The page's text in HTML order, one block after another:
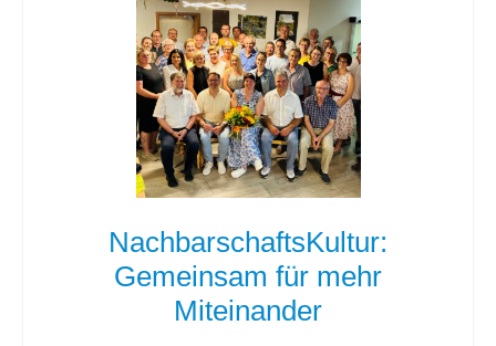
NachbarschaftsKultur:
Gemeinsam für mehr
Miteinander